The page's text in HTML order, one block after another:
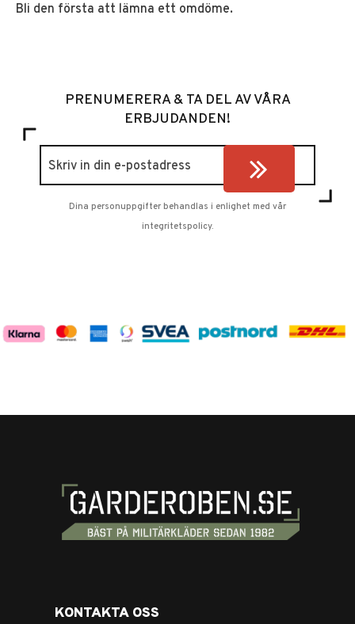
Bli den första att lämna ett omdöme.
PRENUMERERA & TA DEL AV VÅRA
ERBJUDANDEN!
Dina personuppgifter behandlas i enlighet med vår
integritetspolicy.
KONTAKTA OSS